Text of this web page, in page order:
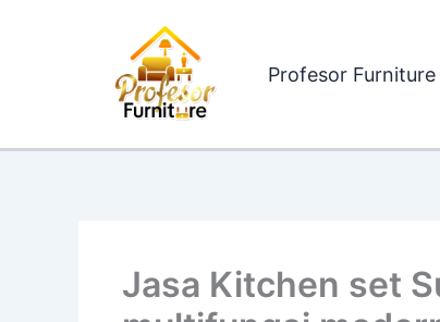
Profesor Furniture
Jasa Kitchen set